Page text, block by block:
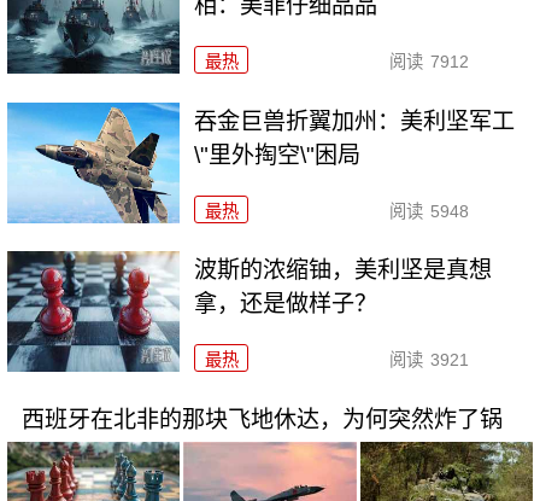
最热 阅读 7912
吞金巨兽折翼加州：美利坚军工
\"里外掏空\"困局
最热 阅读 5948
波斯的浓缩铀，美利坚是真想
拿，还是做样子？
最热 阅读 3921
西班牙在北非的那块飞地休达，为何突然炸了锅